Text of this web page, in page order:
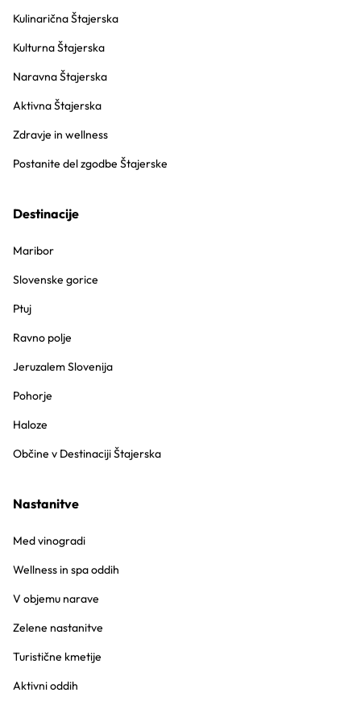
Kulinarična Štajerska
Kulturna Štajerska
Naravna Štajerska
Aktivna Štajerska
Zdravje in wellness
Postanite del zgodbe Štajerske
Destinacije
Maribor
Slovenske gorice
Ptuj
Ravno polje
Jeruzalem Slovenija
Pohorje
Haloze
Občine v Destinaciji Štajerska
Nastanitve
Med vinogradi
Wellness in spa oddih
V objemu narave
Zelene nastanitve
Turistične kmetije
Aktivni oddih